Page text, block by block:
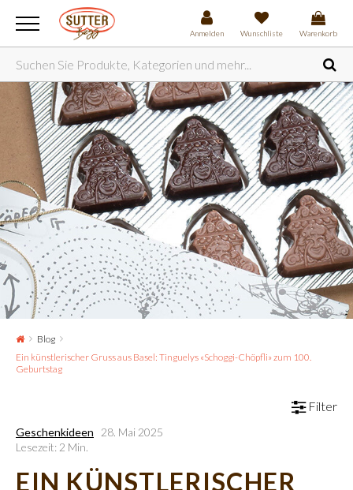
Anmelden Wunschliste Warenkorb
Blog
Ein künstlerischer Gruss aus Basel: Tinguelys «Schoggi-Chöpfli» zum 100.
Geburtstag
Filter
Geschenkideen
28. Mai 2025
Lesezeit: 2 Min.
EIN KÜNSTLERISCHER